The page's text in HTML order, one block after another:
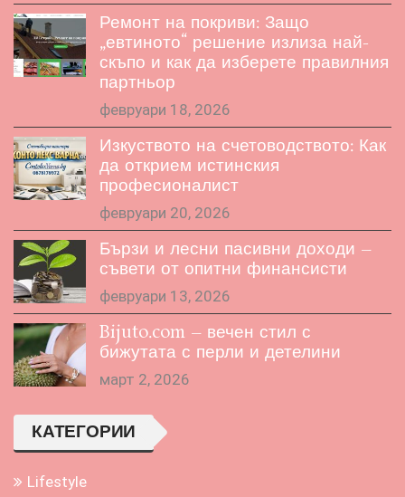
Ремонт на покриви: Защо
„евтиното“ решение излиза най-
скъпо и как да изберете правилния
партньор
февруари 18, 2026
Изкуството на счетоводството: Как
да открием истинския
професионалист
февруари 20, 2026
Бързи и лесни пасивни доходи –
съвети от опитни финансисти
февруари 13, 2026
Bijuto.com – вечен стил с
бижутата с перли и детелини
март 2, 2026
КАТЕГОРИИ
Lifestyle